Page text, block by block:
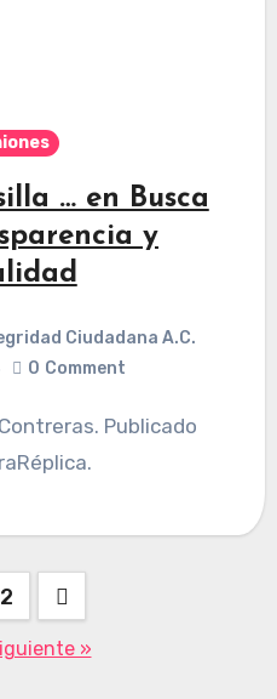
… en Busca
y
Ciudadana A.C.
0 Comment
2
»